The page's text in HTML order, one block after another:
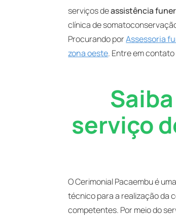
serviços deassistência
clínica de
Procurando porAssessoria
zona oeste. Entre em
serviço
O Cerimonial Pacaembu é
técnico para a realização da
competentes. Por meio do